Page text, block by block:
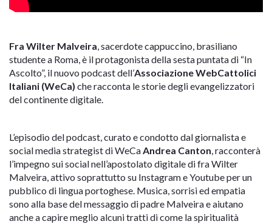
Fra Wilter Malveira, sacerdote cappuccino, brasiliano
studente a Roma, è il protagonista della sesta puntata di “In
Ascolto”, il nuovo podcast dell’Associazione WebCattolici
Italiani (WeCa) che racconta le storie degli evangelizzatori
del continente digitale.
L’episodio del podcast, curato e condotto dal giornalista e
social media strategist di WeCaAndrea Canton, racconterà
l’impegno sui social nell’apostolato digitale di fra Wilter
Malveira, attivo soprattutto su Instagram e Youtube per un
pubblico di lingua portoghese. Musica, sorrisi ed empatia
sono alla base del messaggio di padre Malveira e aiutano
anche a capire meglio alcuni tratti di come la spiritualità